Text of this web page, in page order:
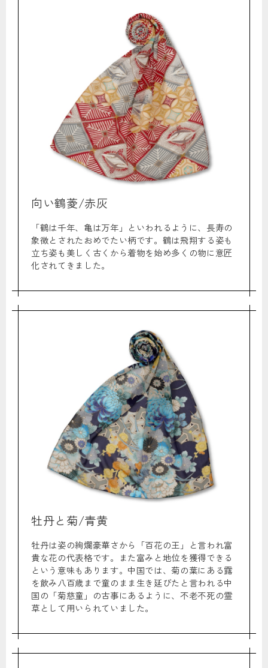
向い鶴菱/赤灰
「鶴は千年、亀は万年」といわれるように、長寿の
象徴とされたおめでたい柄です。鶴は飛翔する姿も
立ち姿も美しく古くから着物を始め多くの物に意匠
化されてきました。
牡丹と菊/青黄
牡丹は姿の絢爛豪華さから「百花の王」と言われ富
貴な花の代表格です。また富みと地位を獲得できる
という意味もあります。中国では、菊の葉にある露
を飲み八百歳まで童のまま生き延びたと言われる中
国の「菊慈童」の古事にあるように、不老不死の霊
草として用いられていました。